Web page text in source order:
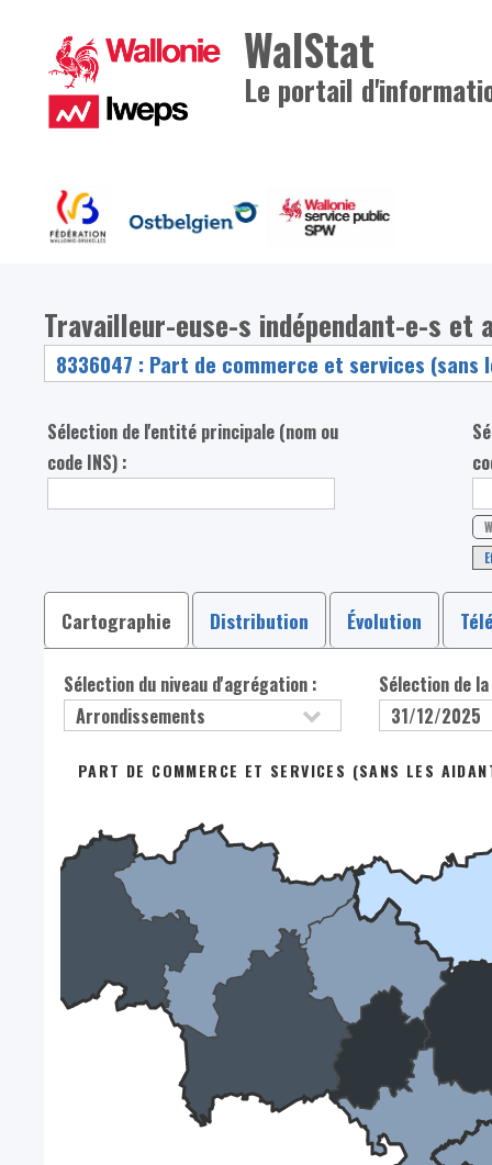
WalStat
Le portail
Travailleur-euse-s indépendant-e-s
Sélection de l'entité principale (nom ou
code INS) :
Cartographie Distribution Évolution
Sélection du niveau d'agrégation : Sélection de
PART DE COMMERCE ET SERVICES (SANS LES